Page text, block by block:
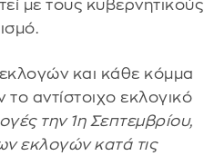
με τους κυβερνητικούς
εκλογών και κάθε κόμμα
αντίστοιχο εκλογικό
την 1η Σεπτεμβρίου,
εκλογών κατά τις